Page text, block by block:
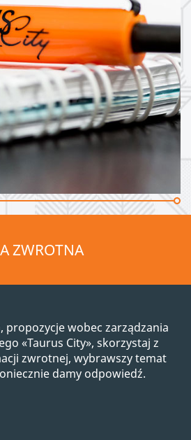
ZWROTNA
propozycje wobec zarządzania
«Taurus City», skorzystaj z
zwrotnej, wybrawszy temat
damy odpowiedź.